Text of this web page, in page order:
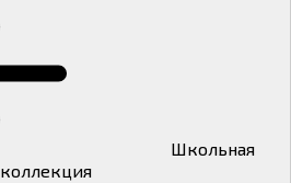
коллекция